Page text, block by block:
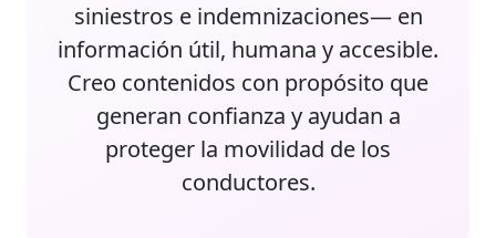
siniestros e indemnizaciones— en
información útil, humana y accesible.
Creo contenidos con propósito que
generan confianza y ayudan a
proteger la movilidad de los
conductores.